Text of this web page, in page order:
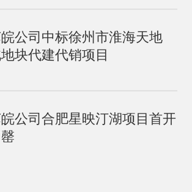
公司中标徐州市淮海天地
块代建代销项目
公司合肥星映汀湖项目首开